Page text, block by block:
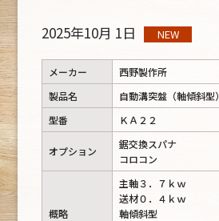
2025年10月 1日 NEW
メーカー
西野製作所
製品名
自動溝突盤（軸傾斜型）
型番
ＫＡ２２
オプション
鋸交換スパナ
コロコン
概略
主軸３．７ｋｗ
送材０．４ｋｗ
軸傾斜型